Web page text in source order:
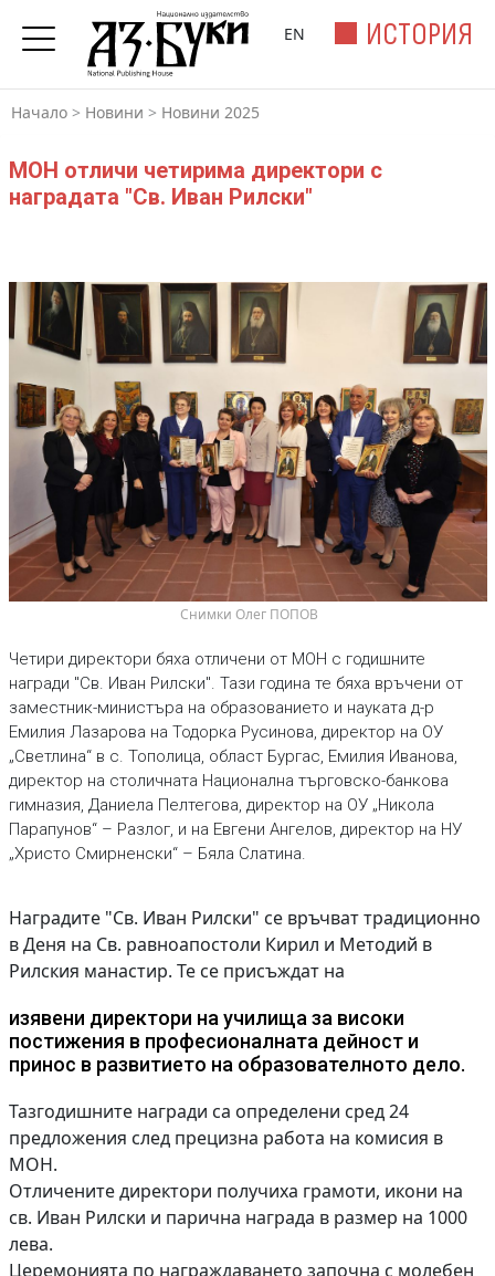
ИСТОРИЯ
EN
Начало > Новини > Новини 2025
МОН отличи четирима директори с
наградата "Св. Иван Рилски"
Снимки Олег ПОПОВ
Четири директори бяха отличени от МОН с годишните
награди "Св. Иван Рилски". Тази година те бяха връчени от
заместник-министъра на образованието и науката д-р
Емилия Лазарова на Тодорка Русинова, директор на ОУ
„Светлина“ в с. Тополица, област Бургас, Емилия Иванова,
директор на столичната Национална търговско-банкова
гимназия, Даниела Пелтегова, директор на ОУ „Никола
Парапунов“ – Разлог, и на Евгени Ангелов, директор на НУ
„Христо Смирненски“ – Бяла Слатина.
Наградите "Св. Иван Рилски" се връчват традиционно
в Деня на Св. равноапостоли Кирил и Методий в
Рилския манастир. Те се присъждат на
изявени директори на училища за високи
постижения в професионалната дейност и
принос в развитието на образователното дело.
Тазгодишните награди са определени сред 24
предложения след прецизна работа на комисия в
МОН.
Отличените директори получиха грамоти, икони на
св. Иван Рилски и парична награда в размер на 1000
лева.
Церемонията по награждаването започна с молебен